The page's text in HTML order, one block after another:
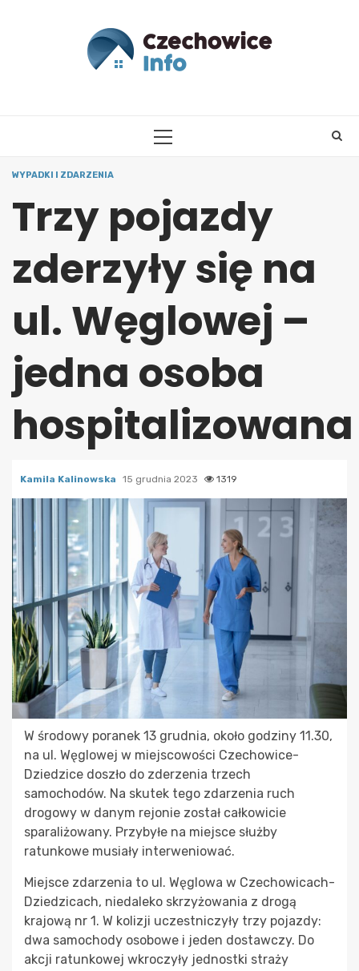
PRIMARY
WYPADKI I ZDARZENIA
Trzy pojazdy
zderzyły się na
ul. Węglowej –
jedna osoba
hospitalizowana
Kamila Kalinowska 15 grudnia 2023 1319
W środowy poranek 13 grudnia, około godziny 11.30,
na ul. Węglowej w miejscowości Czechowice-
Dziedzice doszło do zderzenia trzech
samochodów. Na skutek tego zdarzenia ruch
drogowy w danym rejonie został całkowicie
sparaliżowany. Przybyłe na miejsce służby
ratunkowe musiały interweniować.
Miejsce zdarzenia to ul. Węglowa w Czechowicach-
Dziedzicach, niedaleko skrzyżowania z drogą
krajową nr 1. W kolizji uczestniczyły trzy pojazdy:
dwa samochody osobowe i jeden dostawczy. Do
akcji ratunkowej wkroczyły jednostki straży